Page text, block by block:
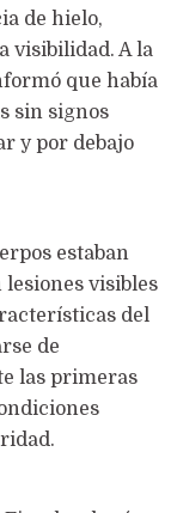
de hielo,
visibilidad. A la
que había
sin signos
y por debajo
estaban
visibles
del
de
las primeras